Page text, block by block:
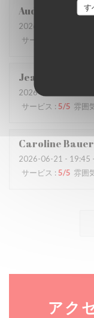
す
Audrey
2026-06-22
- 19:30
サービス
Jean-Claude
2026-06-25
サービス : 5/5 雰囲
Caroline Bauer
2026-06-21 - 19:45
サービス : 5/5 雰囲
アク